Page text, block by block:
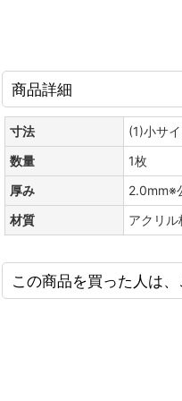
商品詳細
寸法
(1)小サ
数量
1枚
厚み
2.0mm※
材質
アクリ
この商品を買った人は